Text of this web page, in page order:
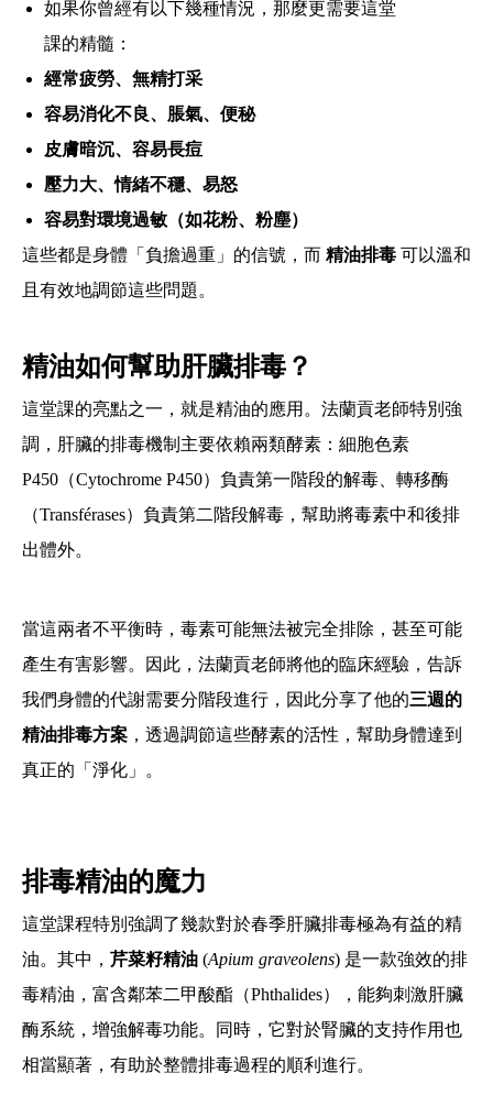
如果你曾經有以下幾種情況，那麼更需要這堂
課的精髓：
經常疲勞、無精打采
容易消化不良、脹氣、便秘
皮膚暗沉、容易長痘
壓力大、情緒不穩、易怒
容易對環境過敏（如花粉、粉塵）
這些都是身體「負擔過重」的信號，而 精油排毒 可以溫和
且有效地調節這些問題。
精油如何幫助肝臟排毒？
這堂課的亮點之一，就是精油的應用。法蘭貢老師特別強
調，肝臟的排毒機制主要依賴兩類酵素：細胞色素
P450（Cytochrome P450）負責第一階段的解毒、轉移酶
（Transférases）負責第二階段解毒，幫助將毒素中和後排
出體外。
當這兩者不平衡時，毒素可能無法被完全排除，甚至可能
產生有害影響。因此，法蘭貢老師將他的臨床經驗，告訴
我們身體的代謝需要分階段進行，因此分享了他的三週的
精油排毒方案 ，透過調節這些酵素的活性，幫助身體達到
真正的「淨化」。
排毒精油的魔力
這堂課程特別強調了幾款對於春季肝臟排毒極為有益的精
油。其中， 芹菜籽精油 (Apium graveolens) 是一款強效的排
毒精油，富含鄰苯二甲酸酯（Phthalides），能夠刺激肝臟
酶系統，增強解毒功能。同時，它對於腎臟的支持作用也
相當顯著，有助於整體排毒過程的順利進行。